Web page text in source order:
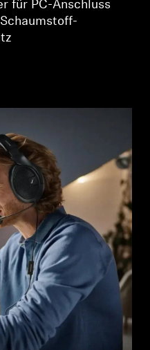
für PC-Anschluss